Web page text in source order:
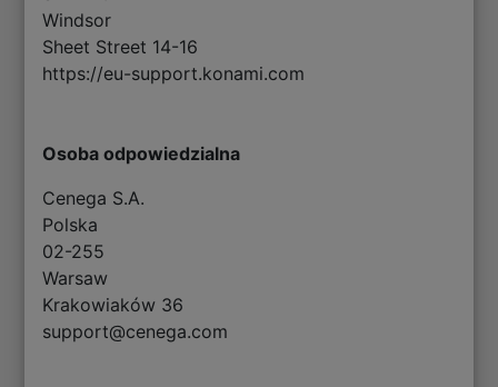
Windsor
Sheet Street 14-16
https://eu-support.konami.com
Osoba odpowiedzialna
Cenega S.A.
Polska
02-255
Warsaw
Krakowiaków 36
support@cenega.com